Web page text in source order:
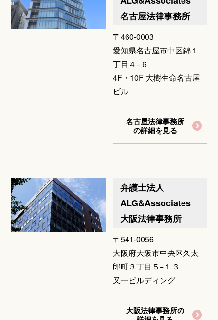
名古屋法律事務所
〒460-0003
愛知県名古屋市中区錦１
丁目４−６
4F・10F 大樹生命名古屋
ビル
名古屋法律事務所
の詳細を見る
弁護士法人
ALG&Associates
大阪法律事務所
〒541-0056
大阪府大阪市中央区久太
郎町３丁目５−１３
又一ビルディング
大阪法律事務所の